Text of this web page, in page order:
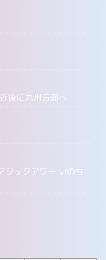
後に九州方面へ
ジックアワー いのち